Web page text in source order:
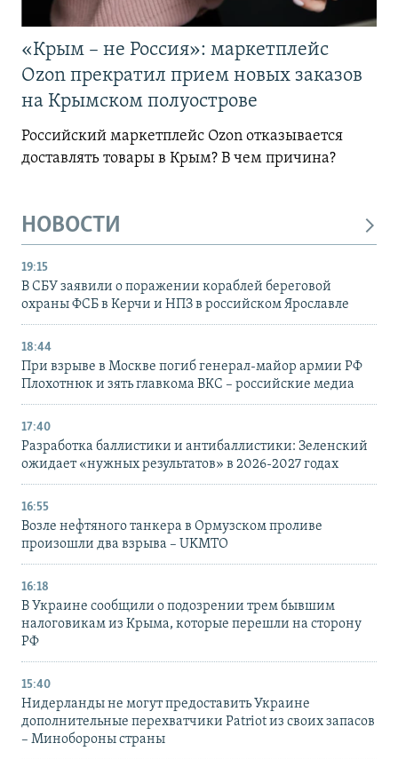
«Крым – не Россия»: маркетплейс
Ozon прекратил прием новых заказов
на Крымском полуострове
Российский маркетплейс Ozon отказывается
доставлять товары в Крым? В чем причина?
НОВОСТИ
19:15
В СБУ заявили о поражении кораблей береговой
охраны ФСБ в Керчи и НПЗ в российском Ярославле
18:44
При взрыве в Москве погиб генерал-майор армии РФ
Плохотнюк и зять главкома ВКС – российские медиа
17:40
Разработка баллистики и антибаллистики: Зеленский
ожидает «нужных результатов» в 2026-2027 годах
16:55
Возле нефтяного танкера в Ормузском проливе
произошли два взрыва – UKMTO
16:18
В Украине сообщили о подозрении трем бывшим
налоговикам из Крыма, которые перешли на сторону
РФ
15:40
Нидерланды не могут предоставить Украине
дополнительные перехватчики Patriot из своих запасов
– Минобороны страны